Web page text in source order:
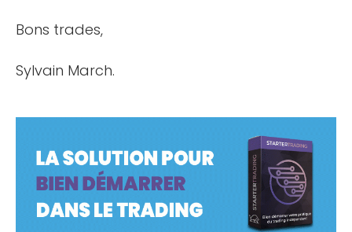
Bons trades,
Sylvain March.